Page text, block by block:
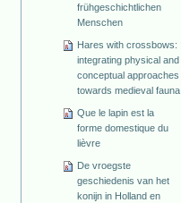
frühgeschichtlichen
Menschen
Hares with crossbows:
integrating physical and
conceptual approaches
towards medieval fauna
Que le lapin est la
forme domestique du
lièvre
De vroegste
geschiedenis van het
konijn in Holland en